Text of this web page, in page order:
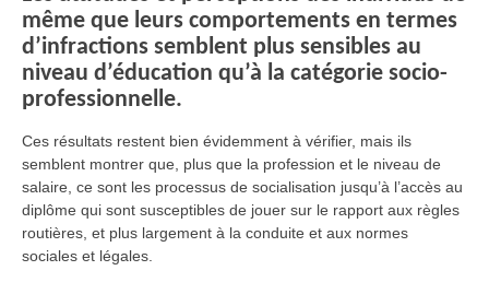
même que leurs comportements en termes
d’infractions semblent plus sensibles au
niveau d’éducation qu’à la catégorie socio-
professionnelle.
Ces résultats restent bien évidemment à vérifier, mais ils
semblent montrer que, plus que la profession et le niveau de
salaire, ce sont les processus de socialisation jusqu’à l’accès au
diplôme qui sont susceptibles de jouer sur le rapport aux règles
routières, et plus largement à la conduite et aux normes
sociales et légales.